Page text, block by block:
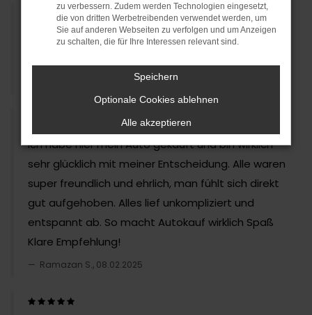
Toller Service, kompetente Beratung, kann ich nur
Andreas R., 28.02.2026
Ich habe hier mein Auto gekauft und bin wirklich
sehr glücklich mit meiner Entscheidung. Alle waren
super freundlich und ehrlich, man fühlt sich direkt
gut aufgehoben. Alles lief unkompliziert und
entspannt ab. So macht Autokauf wirklich Spaß
Klare Empfehlung!
Ramazan S., 08.02.2025
zu verbessern. Zudem werden Technologien eingesetzt,
die von dritten Werbetreibenden verwendet werden, um
Sie auf anderen Webseiten zu verfolgen und um Anzeigen
zu schalten, die für Ihre Interessen relevant sind.
Speichern
Optionale Cookies ablehnen
Alle akzeptieren